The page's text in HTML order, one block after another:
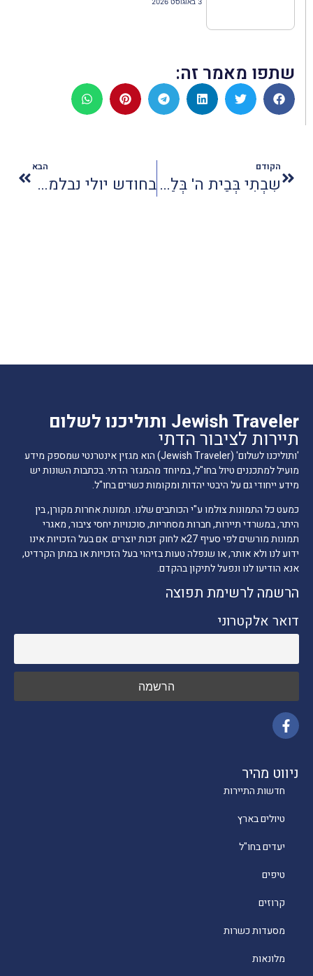
שתפו מאמר זה:
הקודם
שִבְתִי בְּבֵית ה' בְּלֵייקווּד
הבא
בחודש יולי נבלמה מגמת העליה במספר הלינות יחסית לאשתקד
ניווט מהיר
חדשות התיירות
טיולים בארץ
יעדים בחו"ל
טיפים
קרוזים
מסעדות כשרות
מלונאות
Jewish Traveler ותוליכנו לשלום
תיירות לציבור הדתי
'ותוליכנו לשלום' (Jewish Traveler) הוא מגזין אינטרנטי שמספק מידע
מועיל למתכננים טיול בחו"ל, במיוחד מהמגזר הדתי. בכתבות השונות יש
מידע ייחודי גם על היבטי יהדות ומקומות כשרים בחו"ל.
כמעט כל התמונות צולמו ע"י הכותבים שלנו. תמונות אחרות מקורן, בין
היתר, במשרדי תיירות, חברות מסחריות, סוכנויות יחסי ציבור, מאגרי
תמונות מורשים לפי סעיף 27א לחוק זכות יוצרים. אם בעל הזכויות אינו
ידוע לנו ולא אותר, או שנפלה טעות בזיהוי בעל הזכויות או במתן הקרדיט,
אנא הודיעו לנו ונפעל לתיקון בהקדם.
הרשמה לרשימת תפוצה
דואר אלקטרוני